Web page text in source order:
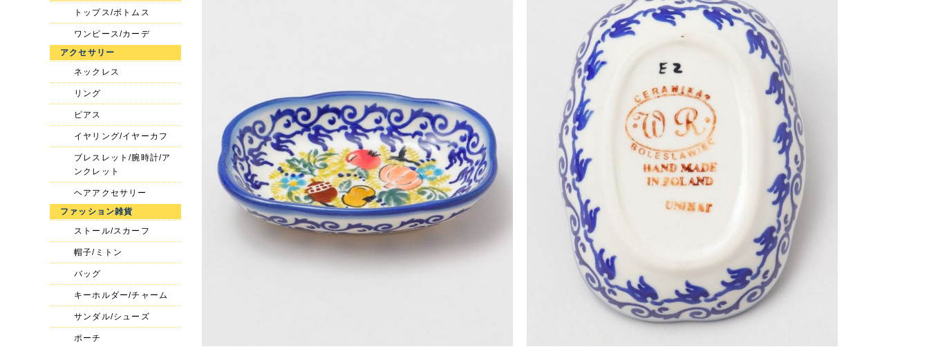
トップス/ボトムス
ワンピース/カーデ
アクセサリー
ネックレス
リング
ピアス
イヤリング/イヤーカフ
ブレスレット/腕時計/ア
ンクレット
ヘアアクセサリー
ファッション雑貨
ストール/スカーフ
帽子/ミトン
バッグ
キーホルダー/チャーム
サンダル/シューズ
ポーチ